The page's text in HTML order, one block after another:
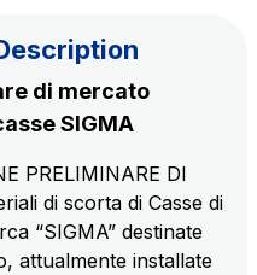
the integration of
solutions
mobile phone's
di mercato
SIGMA
PRELIMINARE DI
di scorta di Casse di
“SIGMA” destinate
attualmente installate